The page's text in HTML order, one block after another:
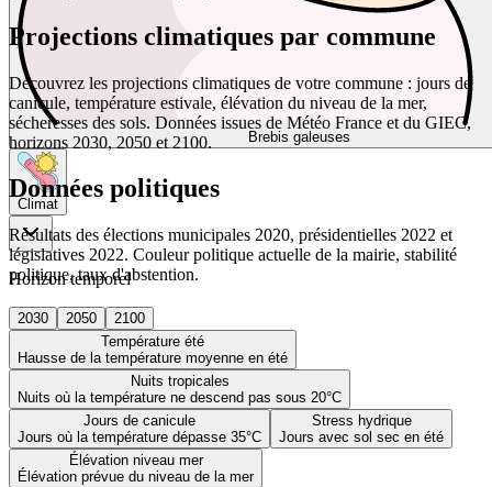
Brebis galeuses
Climat
Horizon temporel
2030 2050
2100
Température été
Hausse de la température moyenne en été
Nuits tropicales
Nuits où la température ne descend pas sous 20°C
Jours de canicule
Jours où la température dépasse 35°C
Stress hydrique
Jours avec sol sec en été
Élévation niveau mer
Élévation prévue du niveau de la mer
Projections climatiques par commune
Découvrez les projections climatiques de votre commune : jours de
canicule, température estivale, élévation du niveau de la mer,
sécheresses des sols. Données issues de Météo France et du GIEC,
horizons 2030, 2050 et 2100.
Données politiques
Résultats des élections municipales 2020, présidentielles 2022 et
législatives 2022. Couleur politique actuelle de la mairie, stabilité
politique, taux d'abstention.